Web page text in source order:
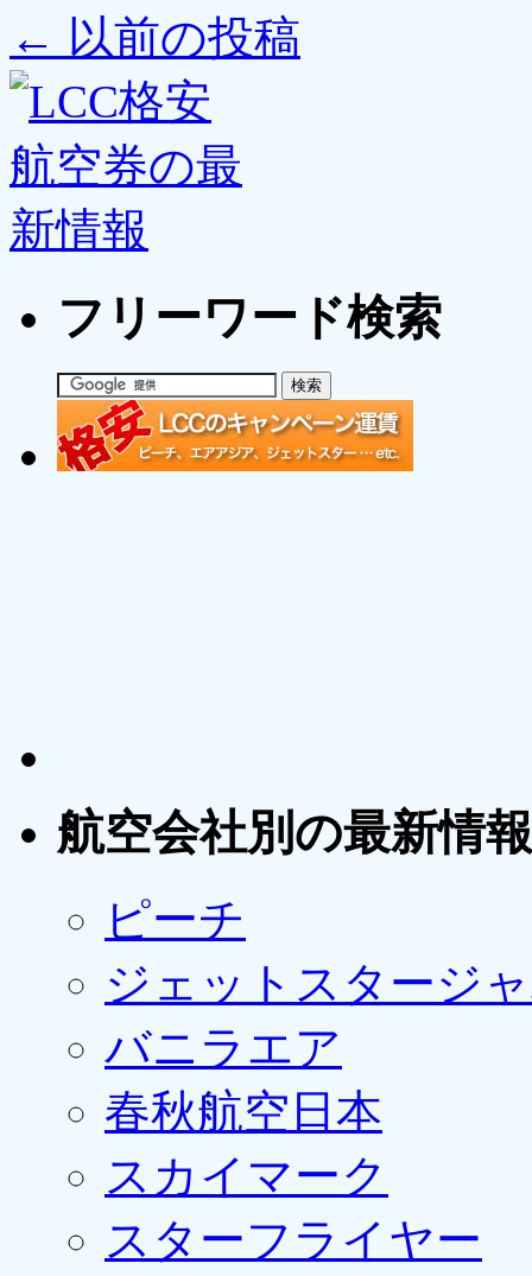
← 以前の投稿
フリーワード検索
航空会社別の最新情報
ピーチ
ジェットスタージ
バニラエア
春秋航空日本
スカイマーク
スターフライヤー